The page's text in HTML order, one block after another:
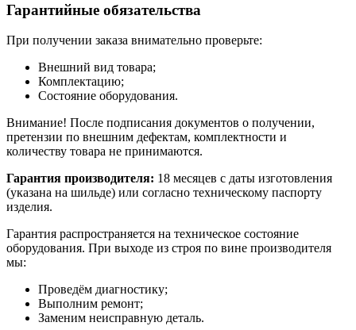
Гарантийные обязательства
При получении заказа внимательно проверьте:
Внешний вид товара;
Комплектацию;
Состояние оборудования.
Внимание! После подписания документов о получении,
претензии по внешним дефектам, комплектности и
количеству товара не принимаются.
Гарантия производителя: 18 месяцев с даты изготовления
(указана на шильде) или согласно техническому паспорту
изделия.
Гарантия распространяется на техническое состояние
оборудования. При выходе из строя по вине производителя
мы:
Проведём диагностику;
Выполним ремонт;
Заменим неисправную деталь.